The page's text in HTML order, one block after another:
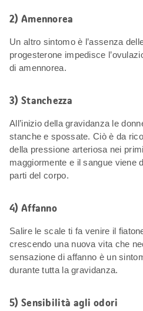
2) Amennorea
Un altro sintomo è l’assenza
progesterone impedisce
di amennorea.
3) Stanchezza
All’inizio della gravidanza le
stanche e spossate. Ciò è da
della pressione arteriosa nei
maggiormente e il sangue viene
parti del corpo.
4) Affanno
Salire le scale ti fa venire il
crescendo una nuova vita che
sensazione di affanno è un
durante tutta la gravidanza.
5) Sensibilità agli odori